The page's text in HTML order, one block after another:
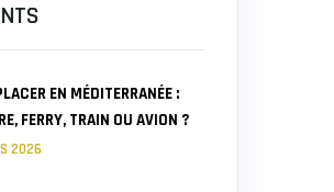
EN MÉDITERRANÉE :
FERRY, TRAIN OU AVION ?
2026